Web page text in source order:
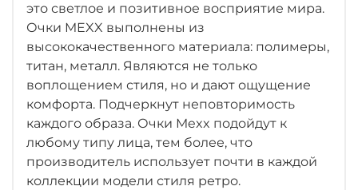
это светлое и позитивное восприятие мира.
Очки MEXX выполнены из
высококачественного материала: полимеры,
титан, металл. Являются не только
воплощением стиля, но и дают ощущение
комфорта. Подчеркнут неповторимость
каждого образа. Очки Mexx подойдут к
любому типу лица, тем более, что
производитель использует почти в каждой
коллекции модели стиля ретро.